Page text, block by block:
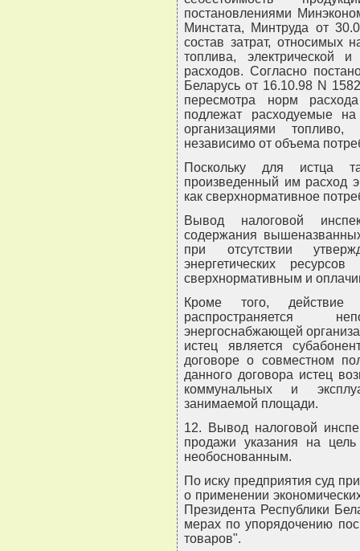
постановлениями
Минстата, Минтруда от
состав затрат, относимых
топлива, электрической
расходов. Согласно
Беларусь от 16.10.98 N
пересмотра норм
подлежат расходуемые
организациями
независимо от объема
Поскольку для истца
произведенный им расход
как сверхнормативное
Вывод налоговой
содержания
при отсутствии
энергетических
сверхнормативным и
Кроме того,
распространяется
энергоснабжающей
истец является
договоре о совместном
данного договора истец
коммунальных и
занимаемой площади.
12. Вывод налоговой
продажи указания на
необоснованным.
По иску предприятия суд
о применении
Президента Республики
мерах по упорядочению
товаров".